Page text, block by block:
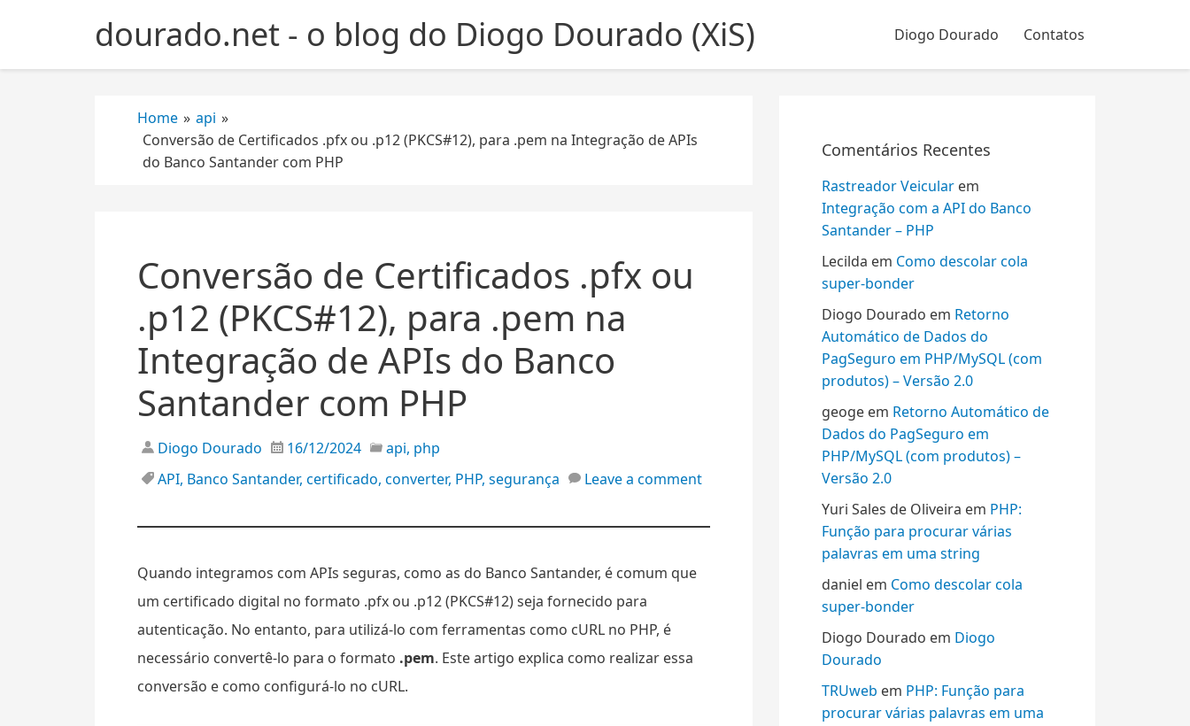
dourado.net - o blog do Diogo Dourado (XiS) Diogo Dourado Contatos
Home » api »
Conversão de Certificados .pfx ou .p12 (PKCS#12), para .pem na Integração de APIs
do Banco Santander com PHP
Conversão de Certificados .pfx ou
.p12 (PKCS#12), para .pem na
Integração de APIs do Banco
Santander com PHP
Diogo Dourado 16/12/2024 api, php
API, Banco Santander, certificado, converter, PHP, segurança Leave a comment
Quando integramos com APIs seguras, como as do Banco Santander, é comum que
um certificado digital no formato .pfx ou .p12 (PKCS#12) seja fornecido para
autenticação. No entanto, para utilizá-lo com ferramentas como cURL no PHP, é
necessário convertê-lo para o formato .pem. Este artigo explica como realizar essa
conversão e como configurá-lo no cURL.
Comentários Recentes
Rastreador Veicular em
Integração com a API do Banco
Santander – PHP
Lecilda em Como descolar cola
super-bonder
Diogo Dourado em Retorno
Automático de Dados do
PagSeguro em PHP/MySQL (com
produtos) – Versão 2.0
geoge em Retorno Automático de
Dados do PagSeguro em
PHP/MySQL (com produtos) –
Versão 2.0
Yuri Sales de Oliveira em PHP:
Função para procurar várias
palavras em uma string
daniel em Como descolar cola
super-bonder
Diogo Dourado em Diogo
Dourado
TRUweb em PHP: Função para
procurar várias palavras em uma